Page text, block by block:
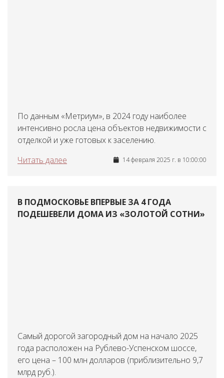
По данным «Метриум», в 2024 году наиболее
интенсивно росла цена объектов недвижимости с
отделкой и уже готовых к заселению.
Читать далее
14 февраля 2025 г. в 10:00:00
В ПОДМОСКОВЬЕ ВПЕРВЫЕ ЗА 4 ГОДА
ПОДЕШЕВЕЛИ ДОМА ИЗ «ЗОЛОТОЙ СОТНИ»
Самый дорогой загородный дом на начало 2025
года расположен на Рублево-Успенском шоссе,
его цена – 100 млн долларов (приблизительно 9,7
млрд руб.).